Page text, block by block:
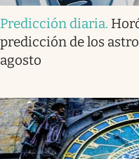
Predicción diaria.
predicción de los
agosto